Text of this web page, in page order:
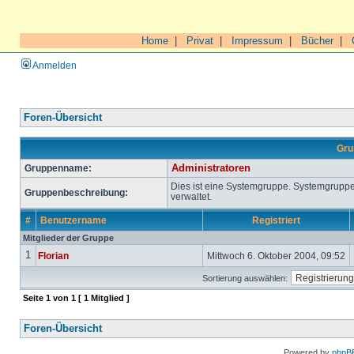
Home Privat Impressum Bücher|
Anmelden
Foren-Übersicht
Gruppenname:
Administratoren
Gruppenbeschreibung:
Dies ist eine Systemgruppe.
verwaltet.
# Benutzername Registriert
Mitglieder der Gruppe
1 Florian Mittwoch 6. Oktober 2004, 09:52
Sortierung auswählen:
Seite 1 von 1 [ 1 Mitglied ]
Foren-Übersicht